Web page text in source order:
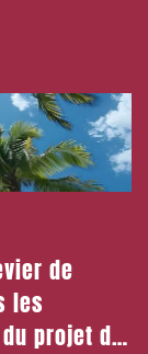
de
les
projet de